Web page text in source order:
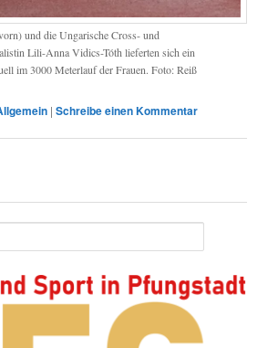
und die Ungarische Cross- und
Lili-Anna Vidics-Tóth lieferten sich ein
im 3000 Meterlauf der Frauen. Foto: Reiß
|Schreibe einen Kommentar